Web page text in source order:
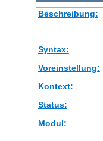
Beschreibung:
Syntax:
Voreinstellung:
Kontext:
Status:
Modul: